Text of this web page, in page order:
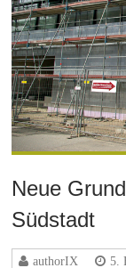
Neue
Südstadt
authorIX 5.